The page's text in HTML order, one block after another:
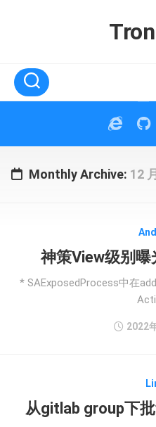
Monthly Archive: 12
神策View级别
* SAExposedProcess中在
2022
从gitlab group下